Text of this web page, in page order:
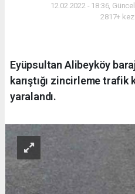
12.02.2022 - 18:36,
2817+
Eyüpsultan Alibeyköy
karıştığı zincirleme trafik
yaralandı.